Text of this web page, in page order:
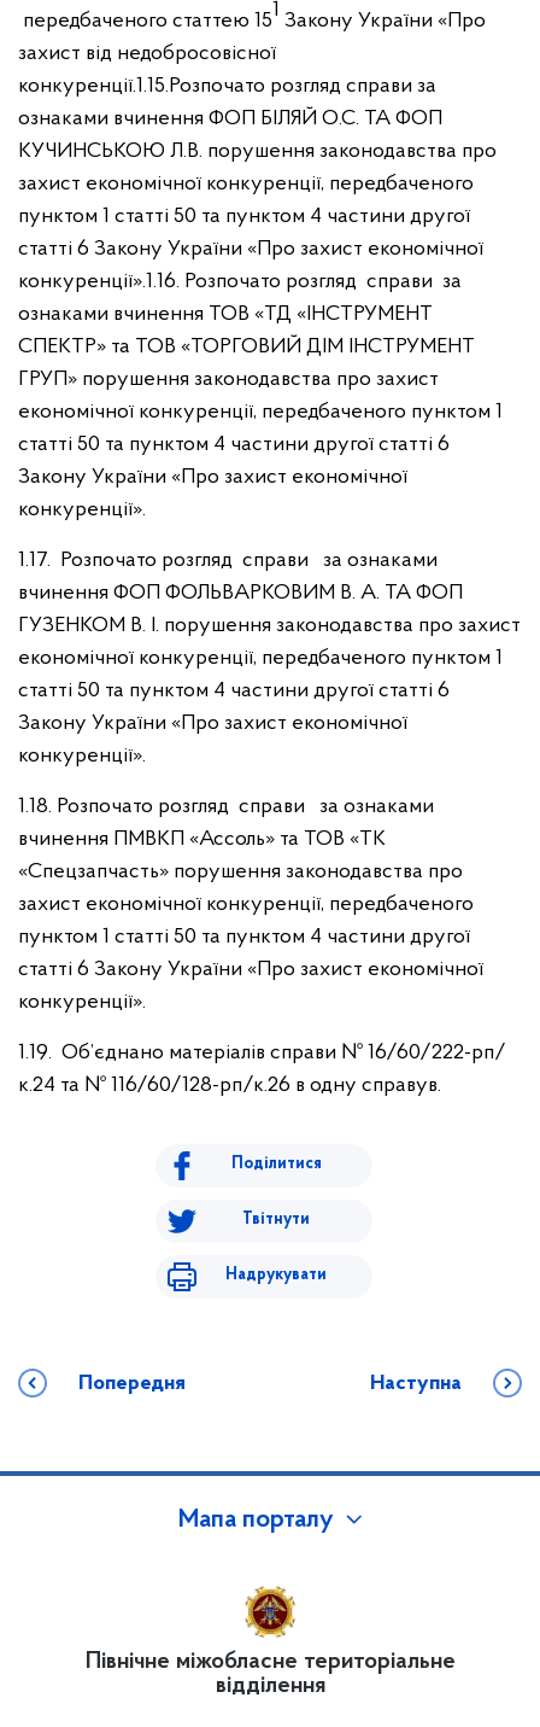
передбаченого статтею 151 Закону України «Про
захист від недобросовісної
конкуренції.1.15.Розпочато розгляд справи за
ознаками вчинення ФОП БІЛЯЙ О.С. ТА ФОП
КУЧИНСЬКОЮ Л.В. порушення законодавства про
захист економічної конкуренції, передбаченого
пунктом 1 статті 50 та пунктом 4 частини другої
статті 6 Закону України «Про захист економічної
конкуренції».1.16. Розпочато розгляд справи за
ознаками вчинення ТОВ «ТД «ІНСТРУМЕНТ
СПЕКТР» та ТОВ «ТОРГОВИЙ ДІМ ІНСТРУМЕНТ
ГРУП» порушення законодавства про захист
економічної конкуренції, передбаченого пунктом 1
статті 50 та пунктом 4 частини другої статті 6
Закону України «Про захист економічної
конкуренції».
1.17. Розпочато розгляд справи за ознаками
вчинення ФОП ФОЛЬВАРКОВИМ В. А. ТА ФОП
ГУЗЕНКОМ В. І. порушення законодавства про захист
економічної конкуренції, передбаченого пунктом 1
статті 50 та пунктом 4 частини другої статті 6
Закону України «Про захист економічної
конкуренції».
1.18. Розпочато розгляд справи за ознаками
вчинення ПМВКП «Ассоль» та ТОВ «ТК
«Спецзапчасть» порушення законодавства про
захист економічної конкуренції, передбаченого
пунктом 1 статті 50 та пунктом 4 частини другої
статті 6 Закону України «Про захист економічної
конкуренції».
1.19. Об’єднано матеріалів справи № 16/60/222-рп/
к.24 та № 116/60/128-рп/к.26 в одну справув.
Поділитися
Твітнути
Надрукувати
Попередня Наступна
Мапа порталу
Північне міжобласне територіальне
відділення